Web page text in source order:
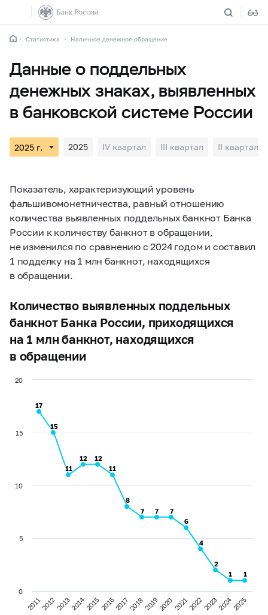
Статистика Наличное денежное обращение
Данные о поддельных
денежных знаках, выявленных
в банковской системе России
2025 IV квартал III квартал II квартал
Показатель, характеризующий уровень
фальшивомонетничества, равный отношению
количества выявленных поддельных банкнот Банка
России к количеству банкнот в обращении,
не изменился по сравнению с 2024 годом и составил
1 подделку на 1 млн банкнот, находящихся
в обращении.
Количество выявленных поддельных
банкнот Банка России, приходящихся
на 1 млн банкнот, находящихся
в обращении
17
17
15
15
11
11
12
12 12
12
11
11
8
8
7
7 7
7 7
7
6
6
4
4
2
2
1
1 1
1
201120122013201420152016201720182019202020212022202320242025
0
5
10
15
20